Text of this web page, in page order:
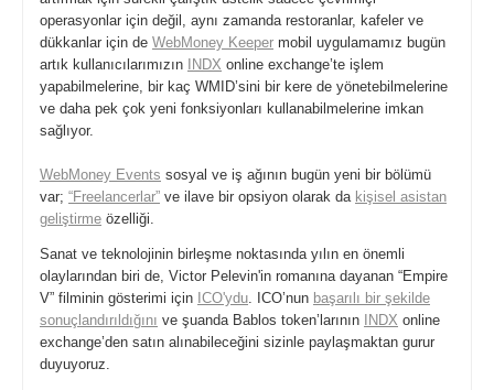
operasyonlar için değil, aynı zamanda restoranlar, kafeler ve
dükkanlar için de WebMoney Keeper mobil uygulamamız bugün
artık kullanıcılarımızın
INDX online exchange’te işlem
yapabilmelerine, bir kaç WMID’sini bir kere de yönetebilmelerine
ve daha pek çok yeni fonksiyonları kullanabilmelerine imkan
sağlıyor.
WebMoney Events sosyal ve iş ağının bugün yeni bir bölümü
var; “Freelancerlar” ve ilave bir opsiyon olarak da kişisel asistan
geliştirme özelliği.
Sanat ve teknolojinin birleşme noktasında yılın en önemli
olaylarından biri de, Victor Pelevin'in romanına dayanan “Empire
V” filminin gösterimi için ICO'ydu. ICO’nun başarılı bir şekilde
sonuçlandırıldığını ve şuanda Bablos token’larının INDX online
exchange’den satın alınabileceğini sizinle paylaşmaktan gurur
duyuyoruz.